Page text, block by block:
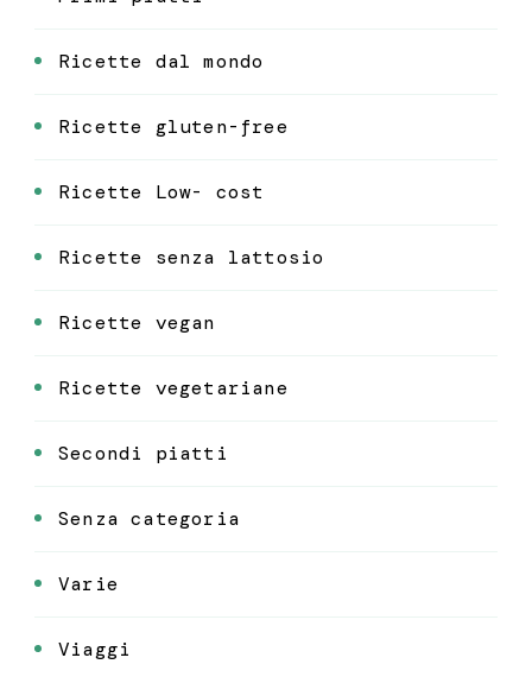
Ricette dal mondo
Ricette gluten-free
Ricette Low- cost
Ricette senza lattosio
Ricette vegan
Ricette vegetariane
Secondi piatti
Senza categoria
Varie
Viaggi